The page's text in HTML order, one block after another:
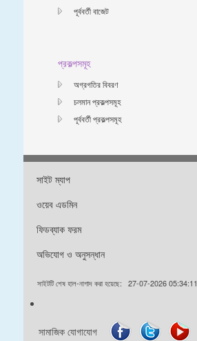
পূর্ববর্তী বাজেট
প্রকল্পসমূহ
অগ্রগতির বিবরণ
চলমান প্রকল্পসমূহ
পূর্ববর্তী প্রকল্পসমূহ
সাইট ম্যাপ
ওয়েব এডমিন
ফিডব্যাক ফরম
অভিযোগ ও অনুসন্ধান
সাইটটি শেষ হাল-নাগাদ করা হয়েছে: 27-07-2026 05:34:11
সামাজিক যোগাযোগ